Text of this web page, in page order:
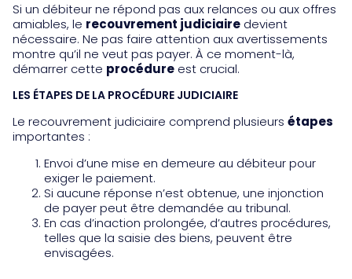
Si un débiteur ne répond pas aux relances ou aux offres
amiables, le recouvrement judiciaire devient
nécessaire. Ne pas faire attention aux avertissements
montre qu’il ne veut pas payer. À ce moment-là,
démarrer cette procédure est crucial.
LES ÉTAPES DE LA PROCÉDURE JUDICIAIRE
Le recouvrement judiciaire comprend plusieurs étapes
importantes :
Envoi d’une mise en demeure au débiteur pour
exiger le paiement.
Si aucune réponse n’est obtenue, une injonction
de payer peut être demandée au tribunal.
En cas d’inaction prolongée, d’autres procédures,
telles que la saisie des biens, peuvent être
envisagées.